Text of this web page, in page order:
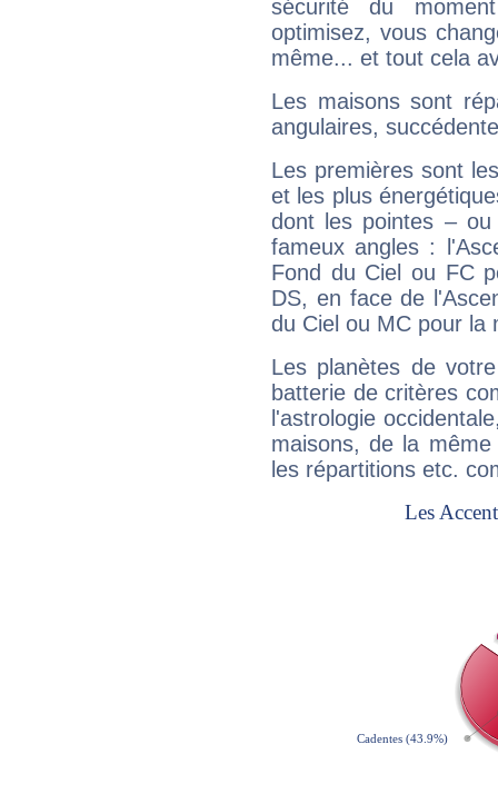
sécurité du
optimisez, vous
même... et tout cela
Les maisons sont
angulaires,
Les premières sont
et les plus
dont les pointes –
fameux angles :
Fond du Ciel ou FC
DS, en face de
du Ciel ou MC pour la
Les planètes de
batterie de critères
l'astrologie
maisons, de la
les répartitions etc.